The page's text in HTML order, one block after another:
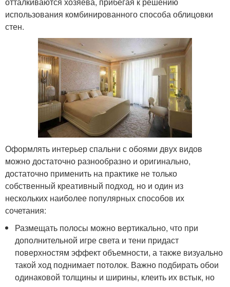
использования комбинированного способа облицовки
стен.
Оформлять интерьер спальни с обоями двух видов
можно достаточно разнообразно и оригинально,
достаточно применить на практике не только
собственный креативный подход, но и один из
нескольких наиболее популярных способов их
сочетания:
Размещать полосы можно вертикально, что при
дополнительной игре света и тени придаст
поверхностям эффект объемности, а также визуально
такой ход поднимает потолок. Важно подбирать обои
одинаковой толщины и ширины, клеить их встык, но